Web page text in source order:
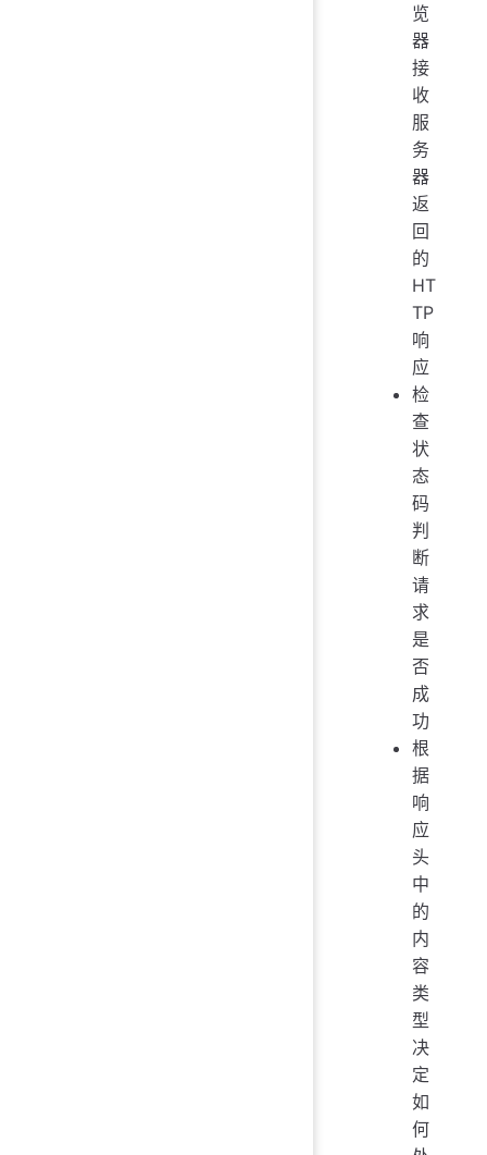
览
器
接
收
服
务
器
返
回
的
HT
TP
响
应
检
查
状
态
码
判
断
请
求
是
否
成
功
根
据
响
应
头
中
的
内
容
类
型
决
定
如
何